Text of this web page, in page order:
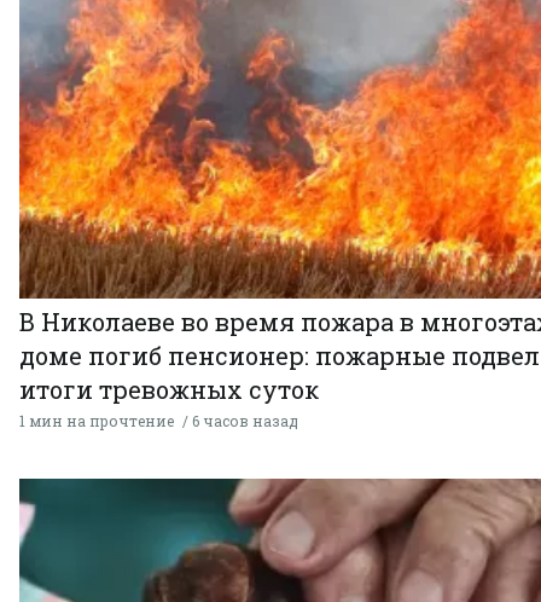
В Николаеве во время пожара в
доме погиб пенсионер: пожарные
итоги тревожных суток
1 мин на прочтение 6 часов назад